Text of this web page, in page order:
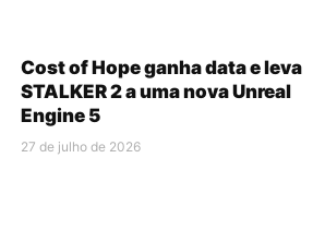
Cost of Hope ganha data e leva
STALKER 2 a uma nova Unreal
Engine 5
27 de julho de 2026